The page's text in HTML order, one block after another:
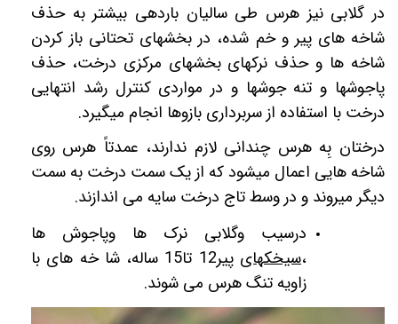
در گلابی نیز هرس طی سالیان باردهی بیشتر به حذف
شاخه های پیر و خم شده، در بخشهای تحتانی باز کردن
شاخه ها و حذف نرکهای بخشهای مرکزی درخت، حذف
پاجوشها و تنه جوشها و در مواردی کنترل رشد انتهایی
درخت با استفاده از سربرداری بازوها انجام میگیرد.
درختان بِه هرس چندانی لازم ندارند، عمدتاً هرس روی
شاخه هایی اعمال میشود که از یک سمت درخت به سمت
دیگر میروند و در وسط تاج درخت سایه می اندازند.
درسیب وگلابی نرک ها وپاجوش ها
،سیخکهای
پیر12 تا15 ساله، شا خه های با
زاویه تنگ هرس می شوند.